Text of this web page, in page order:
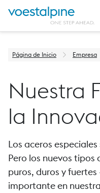
Página de Inicio Empresa
Nuestra
la
Los aceros
Pero los nuevos
puros, duros y
importante en